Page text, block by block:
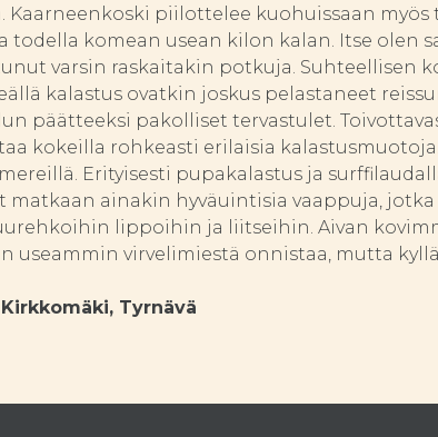
Kaarneenkoski piilottelee kuohuissaan
todella komean usean kilon kalan. Itse olen
varsin raskaitakin potkuja. Suhteellisen
kalastus ovatkin joskus pelastaneet
päätteeksi pakolliset tervastulet.
kokeilla rohkeasti erilaisia
Erityisesti pupakalastus ja
matkaan ainakin hyväuintisia vaappuja,
lippoihin ja liitseihin. Aivan
useammin virvelimiestä onnistaa, mutta
Tyrnävä